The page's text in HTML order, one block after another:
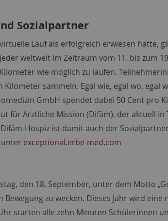
Sozialpartner
Lauf als erfolgreich erwiesen hatte,
weltweit im Zeitraum vom 11. bis zum
wie möglich zu laufen.
sammeln. Egal wie, egal wo, egal
GmbH spendet dabei 50 Cent pro
für Ärztliche Mission (Difäm), der aktuell
Hospiz ist damit auch der
exceptional.erbe-med.com
den 18. September, unter dem Motto
zu wecken. Dieses Jahr wird
starten alle zehn Minuten Schülerinnen